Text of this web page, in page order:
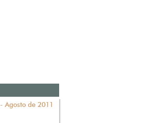
- Agosto de 2011